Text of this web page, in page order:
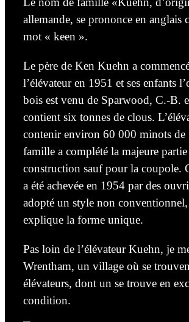
allemande, se prononce en anglais
mot « keen ».
Le père de Ken Kuehn a
l’élévateur en 1951 et ses enfants
bois est venu de Sparwood, C.-B.
contient six tonnes de clous.
contenirenviron 60 000 minots de
famille a complété la majeure
construction saufpour la coupole.
a été achevée en 1954 par des
adopté un style non
explique la forme unique.
Pas loin de l’élévateur Kuehn, je
Wrentham, un village où se
élévateurs, dont un se trouve en
condition.